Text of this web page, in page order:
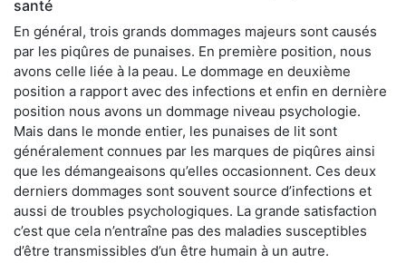
santé
En général, trois grands dommages majeurs sont causés
par les piqûres de punaises. En première position, nous
avons celle liée à la peau. Le dommage en deuxième
position a rapport avec des infections et enfin en dernière
position nous avons un dommage niveau psychologie.
Mais dans le monde entier, les punaises de lit sont
généralement connues par les marques de piqûres ainsi
que les démangeaisons qu’elles occasionnent. Ces deux
derniers dommages sont souvent source d’infections et
aussi de troubles psychologiques. La grande satisfaction
c’est que cela n’entraîne pas des maladies susceptibles
d’être transmissibles d’un être humain à un autre.